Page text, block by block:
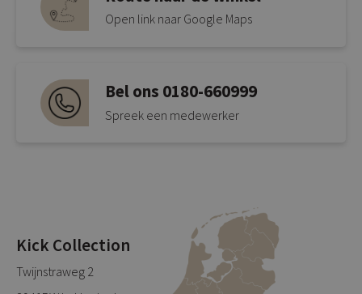
Open link naar Google Maps
Bel ons 0180-660999
Spreek een medewerker
Kick Collection
Twijnstraweg 2